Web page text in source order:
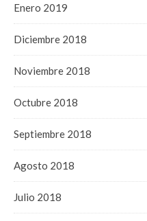
Enero 2019
Diciembre 2018
Noviembre 2018
Octubre 2018
Septiembre 2018
Agosto 2018
Julio 2018